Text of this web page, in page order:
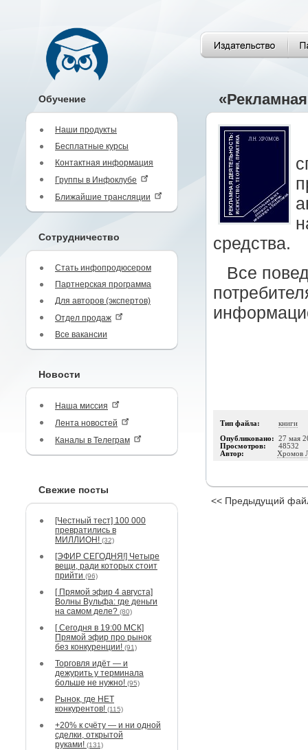
Обучение
Наши продукты
Бесплатные курсы
Контактная информация
Группы в Инфоклубе
Ближайшие трансляции
Сотрудничество
Стать инфопродюсером
Партнерская программа
Для авторов (экспертов)
Отдел продаж
Все вакансии
Новости
Наша миссия
Лента новостей
Каналы в Телеграм
Свежие посты
[Честный тест] 100 000
превратились в
МИЛЛИОН! (32)
[ЭФИР СЕГОДНЯ!] Четыре
вещи, ради которых стоит
прийти (96)
[ Прямой эфир 4 августа]
Волны Вульфа: где деньги
на самом деле? (80)
[ Сегодня в 19:00 МСК]
Прямой эфир про рынок
без конкуренции! (91)
Торговля идёт — и
дежурить у терминала
больше не нужно! (95)
Рынок, где НЕТ
конкурентов! (115)
+20% к счёту — и ни одной
сделки, открытой
руками! (131)
средства.
Все
Тип файла: книги
Опубликовано: 27 мая
Просмотров: 48532
Автор: Хромов
<< Предыдущий